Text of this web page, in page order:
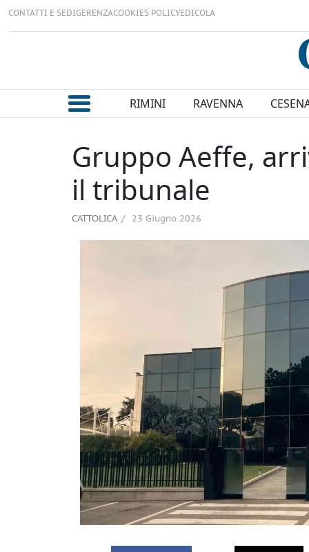
CONTATTI E SEDIGERENZACOOKIES POLICYEDICOLA
RIMINI RAVENNA
Gruppo Aeffe,
il tribunale
CATTOLICA 23 Giugno 2026